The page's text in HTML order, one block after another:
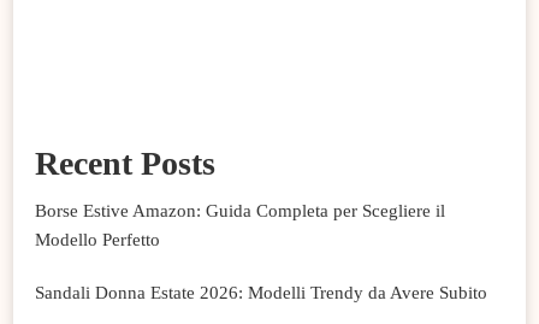
Recent Posts
Borse Estive Amazon: Guida Completa per Scegliere il
Modello Perfetto
Sandali Donna Estate 2026: Modelli Trendy da Avere Subito